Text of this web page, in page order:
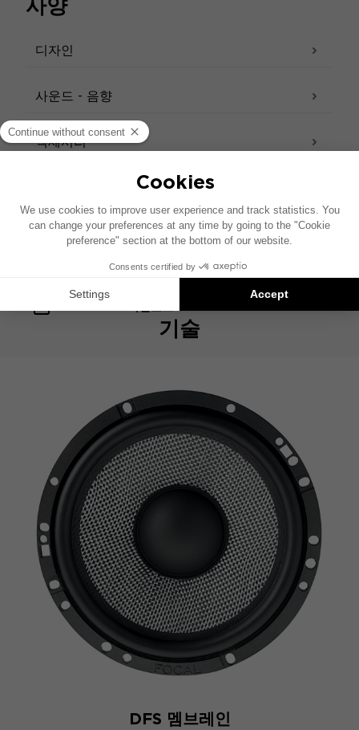
고 정밀하게 드러납니다.
사양
디자인
사운드 - 음향
액세서리
기술 사양서 – 트위터 제품 사양서
사용자 설명서 기술 사양서
기술
DFS 멤브레인